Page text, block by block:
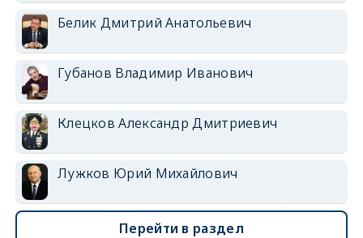
Белик Дмитрий Анатольевич
Губанов Владимир Иванович
Клецков Александр Дмитриевич
Лужков Юрий Михайлович
Перейти в раздел